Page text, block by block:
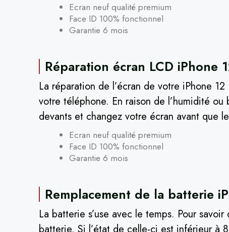
Ecran neuf qualité premium
Face ID 100% fonctionnel
Garantie 6 mois
Réparation écran LCD iPhone
La réparation de l’écran de votre iPhone
votre téléphone. En raison de l’humidité
devants et changez votre écran avant que
Ecran neuf qualité premium
Face ID 100% fonctionnel
Garantie 6 mois
Remplacement de la batterie
La batterie s’use avec le temps. Pour